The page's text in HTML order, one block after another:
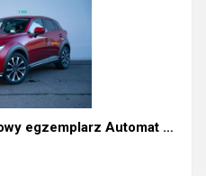
Mazda CX-3 Soul Red Krajowy egzemplarz Automat ASO...